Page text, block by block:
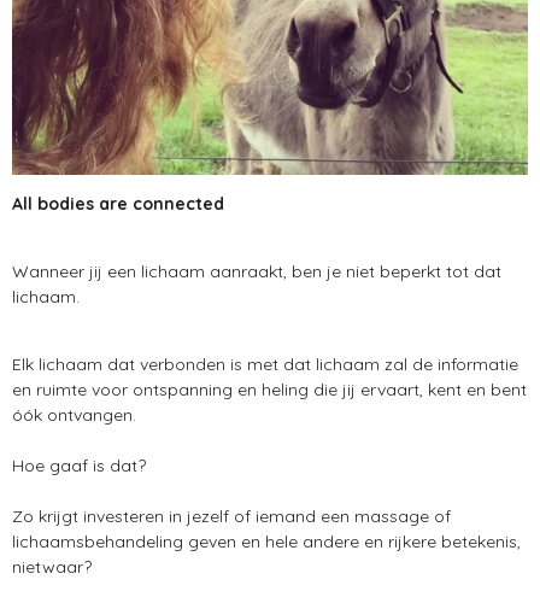
All bodies are connected
Wanneer jij een lichaam aanraakt, ben je niet beperkt tot dat
lichaam.
Elk lichaam dat verbonden is met dat lichaam zal de informatie
en ruimte voor ontspanning en heling die jij ervaart, kent en bent
óók ontvangen.
Hoe gaaf is dat?
Zo krijgt investeren in jezelf of iemand een massage of
lichaamsbehandeling geven en hele andere en rijkere betekenis,
nietwaar?